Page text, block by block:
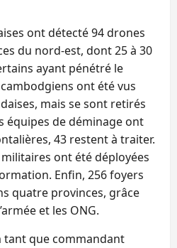
ont détecté 94 drones
du nord-est, dont 25 à 30
ayant pénétré le
ont été vus
mais se sont retirés
équipes de déminage ont
43 restent à traiter.
ont été déployées
Enfin, 256 foyers
quatre provinces, grâce
et les ONG.
tant que commandant